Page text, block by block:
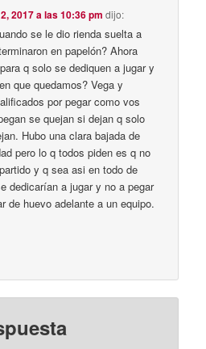
2017 a las 10:36 pm dijo:
se le dio rienda suelta a
en papelón? Ahora
q solo se dediquen a jugar y
que quedamos? Vega y
por pegar como vos
se quejan si dejan q solo
Hubo una clara bajada de
pero lo q todos piden es q no
y q sea asi en todo de
dedicarían a jugar y no a pegar
de huevo adelante a un equipo.